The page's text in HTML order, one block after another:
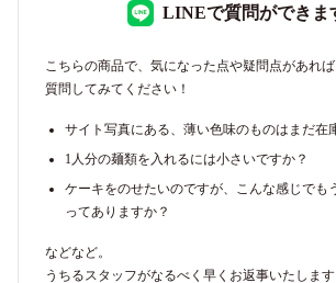
LINEで質問ができま
こちらの商品で、気になった点や疑問点があれ
質問してみてください！
サイト写真にある、薄い色味のものはまだ在
1人分の麺類を入れるには小さいですか？
ケーキをのせたいのですが、こんな感じでも
ってありますか？
などなど。
うちるスタッフがなるべく早くお返事いたします